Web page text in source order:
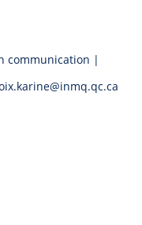
communication |